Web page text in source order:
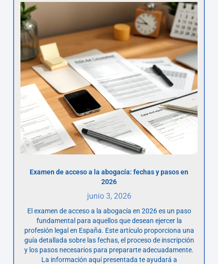
Examen de acceso a la abogacía: fechas y pasos en
2026
junio 3, 2026
El examen de acceso a la abogacía en 2026 es un paso
fundamental para aquellos que desean ejercer la
profesión legal en España. Este artículo proporciona una
guía detallada sobre las fechas, el proceso de inscripción
y los pasos necesarios para prepararte adecuadamente.
La información aquí presentada te ayudará a